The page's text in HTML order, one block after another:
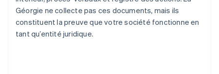
Géorgie ne collecte pas ces documents, mais ils
constituent la preuve que votre société fonctionne en
tant qu’entité juridique.